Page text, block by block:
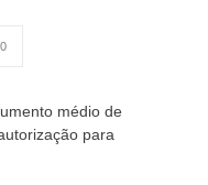
médio de
para